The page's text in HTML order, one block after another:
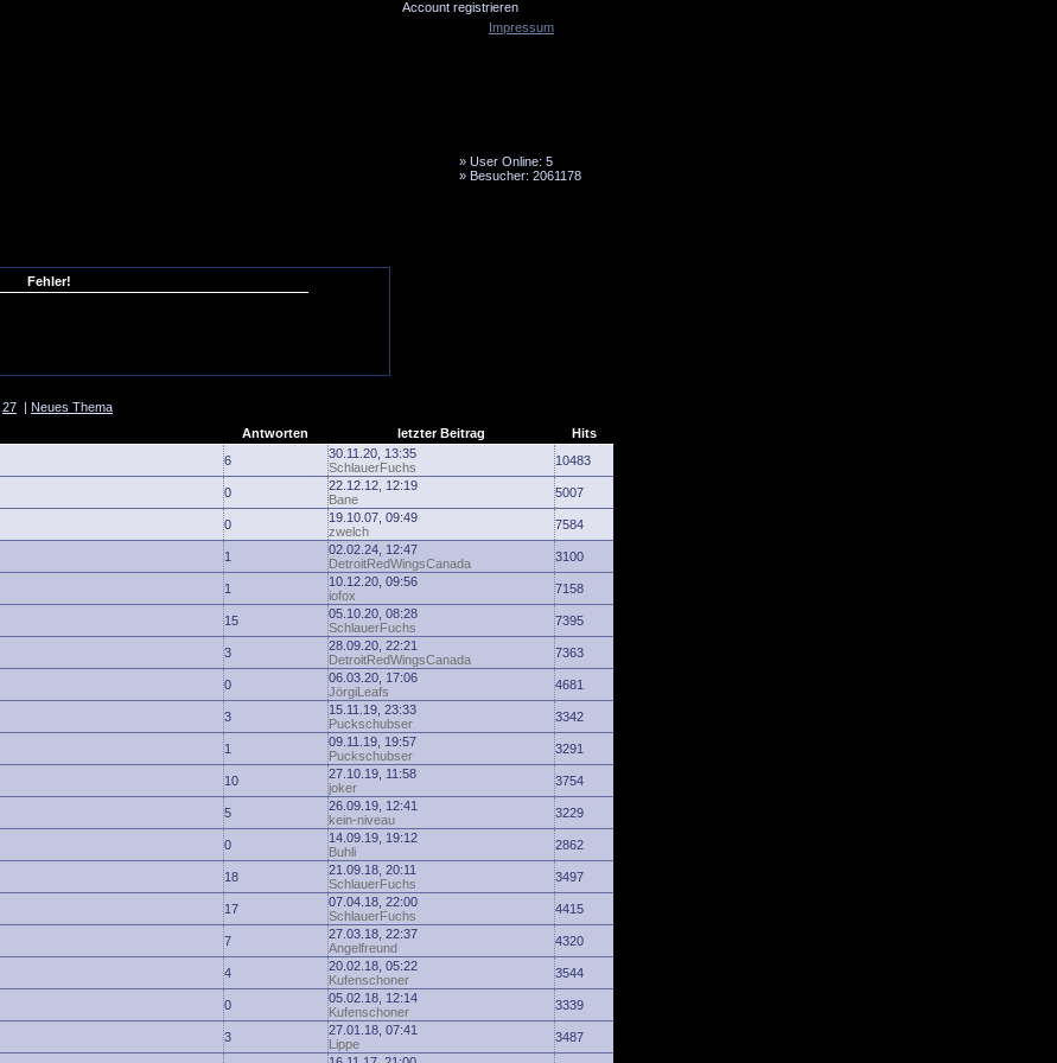
Account registrieren
» User Online: 5
» Besucher: 2061178
Fehler!
27 | Neues Thema
Antworten letzter Beitrag
Hits
6
30.11.20, 13:35
SchlauerFuchs
10483
0
22.12.12, 12:19
Bane
5007
0
19.10.07, 09:49
zwelch
7584
1
02.02.24, 12:47
DetroitRedWingsCanada
3100
1
10.12.20, 09:56
iofox
7158
15
05.10.20, 08:28
SchlauerFuchs
7395
3
28.09.20, 22:21
DetroitRedWingsCanada
7363
0
06.03.20, 17:06
JörgiLeafs
4681
3
15.11.19, 23:33
Puckschubser
3342
1
09.11.19, 19:57
Puckschubser
3291
10
27.10.19, 11:58
joker
3754
5
26.09.19, 12:41
kein-niveau
3229
0
14.09.19, 19:12
Buhli
2862
18
21.09.18, 20:11
SchlauerFuchs
3497
17
07.04.18, 22:00
SchlauerFuchs
4415
7
27.03.18, 22:37
Angelfreund
4320
4
20.02.18, 05:22
Kufenschoner
3544
0
05.02.18, 12:14
Kufenschoner
3339
3
27.01.18, 07:41
Lippe
3487
Impressum